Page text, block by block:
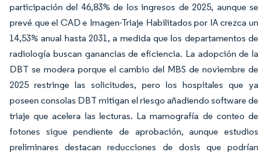
participación del 46,83% de los ingresos de 2025, aunque se
prevé que el CAD e Imagen-Triaje Habilitados por IA crezca un
14,53% anual hasta 2031, a medida que los departamentos de
radiología buscan ganancias de eficiencia. La adopción de la
DBT se modera porque el cambio del MBS de noviembre de
2025 restringe las solicitudes, pero los hospitales que ya
poseen consolas DBT mitigan el riesgo añadiendo software de
triaje que acelera las lecturas. La mamografía de conteo de
fotones sigue pendiente de aprobación, aunque estudios
preliminares destacan reducciones de dosis que podrían